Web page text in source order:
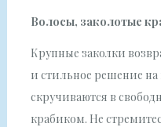
Волосы, заколотые
Крупные заколки
и стильное решение
скручиваются в
крабиком. Не